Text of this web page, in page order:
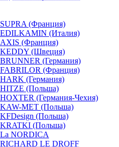
(Франция)
(Италия)
(Франция)
(Швеция)
(Германия)
(Франция)
(Германия)
(Польша)
(Германия-Чехия)
MET (Польша)
(Польша)
(Польша)
NORDICA
LE DROFF